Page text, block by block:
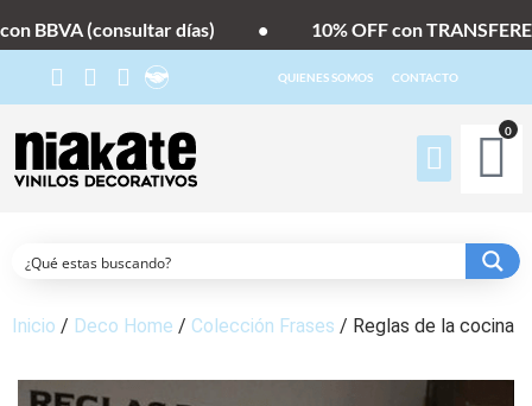
(consultar días) 10% OFF con
QUIENES SOMOS CONTACTO
0
Inicio / Deco Home / Colección Frases / Reglas de la cocina